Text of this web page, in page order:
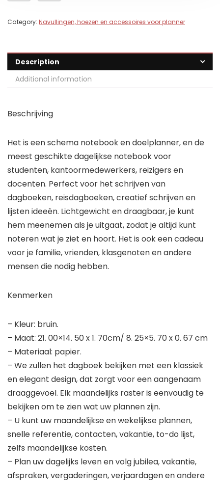
Category: Navullingen, hoezen en accessoires voor planner
Description
Additional information
Beschrijving
Het is een schema notebook en doelplanner, en de
meest geschikte dagelijkse notebook voor
studenten, kantoormedewerkers, reizigers en
docenten. Perfect voor het schrijven van
dagboeken, reisdagboeken, creatief schrijven en
lijsten ideeën. Lichtgewicht en draagbaar, je kunt
hem meenemen als je uitgaat, zodat je altijd kunt
noteren wat je ziet en hoort. Het is ook een cadeau
voor je familie, vrienden, klasgenoten en andere
mensen die nodig hebben.
Kenmerken
– Kleur: bruin.
– Maat: 21. 00×14. 50 x 1. 70cm/ 8. 25×5. 70 x 0. 67 cm
– Materiaal: papier.
– We zullen het dagboek bekijken met een klassiek
en elegant design, dat zorgt voor een aangenaam
draaggevoel. Elk maandelijks raster is eenvoudig te
bekijken om te zien wat uw plannen zijn.
– U kunt uw maandelijkse en wekelijkse plannen,
snelle referentie, contacten, vakantie, to-do lijst,
zelfs maandelijkse kosten.
– Plan uw dagelijks leven en volg jubilea, vakantie,
afspraken, vergaderingen, verjaardagen en andere